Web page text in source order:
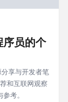
序员的个
享与开发者笔
和互联网观察
考。